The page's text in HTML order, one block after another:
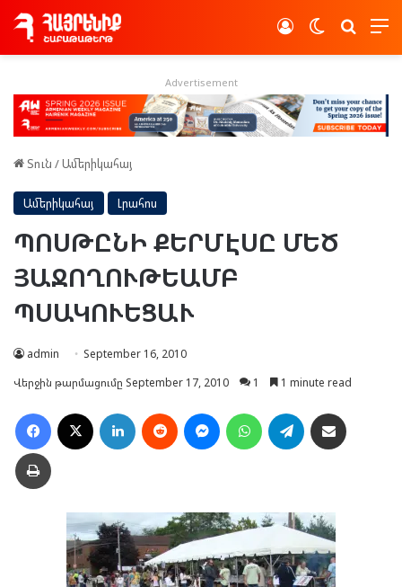
Switch skin
Log In
Advertisement
Տուն /Ամերիկահայ
Ամերիկահայ Լրահոս
ՊՈՍԹԸՆԻ ՔԵՐՄԷՍԸ ՄԵԾ
ՅԱՋՈՂՈՒԹԵԱՄԲ
ՊՍԱԿՈՒԵՑԱՒ
admin
September 16, 2010
Վերջին թարմացումը September 17, 2010
1 1 minute read
Facebook LinkedIn Reddit MessengerWhatsAppTelegram
Տպել